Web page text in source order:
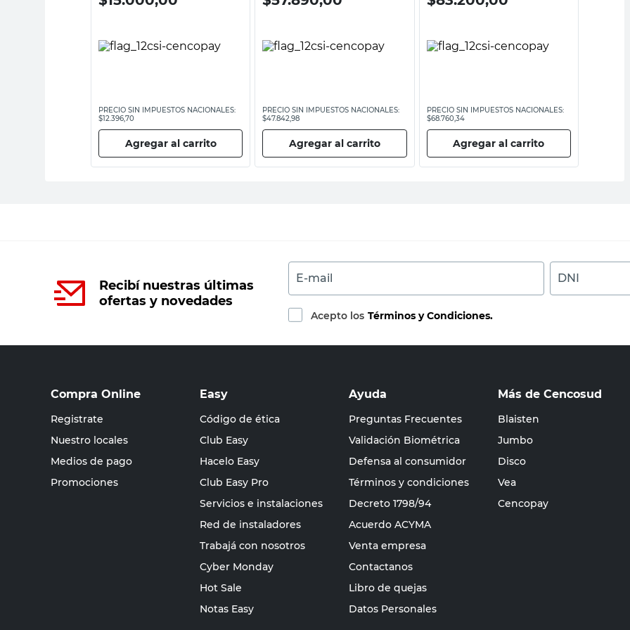
PRECIO SIN IMPUESTOS NACIONALES:
$12.396,70
Agregar al carrito
PRECIO SIN IMPUESTOS NACIONALES:
$47.842,98
Agregar al carrito
PRECIO SIN IMPUESTOS NACIONALES:
$68.760,34
Agregar al carrito
Recibí nuestras últimas
ofertas y novedades
E-mail DNI
Acepto los Términos y Condiciones.
Compra Online
Registrate
Nuestro locales
Medios de pago
Promociones
Easy
Código de ética
Club Easy
Hacelo Easy
Club Easy Pro
Servicios e instalaciones
Red de instaladores
Trabajá con nosotros
Cyber Monday
Hot Sale
Notas Easy
Ayuda
Preguntas Frecuentes
Validación Biométrica
Defensa al consumidor
Términos y condiciones
Decreto 1798/94
Acuerdo ACYMA
Venta empresa
Contactanos
Libro de quejas
Datos Personales
Más de Cencosud
Blaisten
Jumbo
Disco
Vea
Cencopay